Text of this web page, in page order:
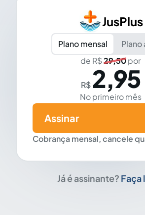
JusPlus
Plano mensal
Plano
de R$29,50por
R$ 2,95
No primeiro mês
Cobrança mensal, cancele
Assinar
Já é assinante? Faça